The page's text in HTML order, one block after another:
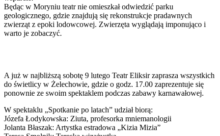
Będąc w Moryniu teatr nie omieszkał odwiedzić parku
geologicznego, gdzie znajdują się rekonstrukcje pradawnych
zwierząt z epoki lodowcowej. Zwierzęta wyglądają imponująco i
warto je zobaczyć.
A już w najbliższą sobotę 9 lutego Teatr Eliksir zaprasza wszystkich
do świetlicy w Żelechowie, gdzie o godz. 17.00 zaprezentuje się
ponownie ze swoim spektaklem podczas zabawy karnawałowej.
W spektaklu „Spotkanie po latach” udział biorą:
Józefa Łodykowska: Ziuta, profesorka mniemanologii
Jolanta Błaszak: Artystka estradowa „Kizia Mizia”